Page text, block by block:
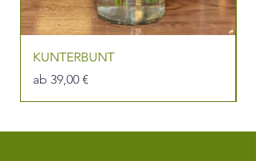
KUNTERBUNT
ab 39,00 €
Sale-Preis